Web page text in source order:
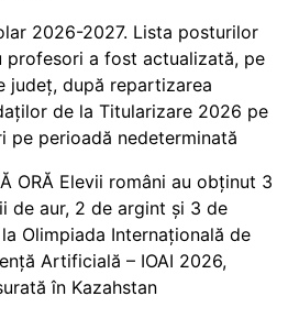
2026-2027. Lista posturilor
profesori a fost actualizată, pe
județ, după repartizarea
de la Titularizare 2026 pe
pe perioadă nedeterminată
ORĂ Elevii români au obținut 3
de aur, 2 de argint și 3 de
Olimpiada Internațională de
Artificială – IOAI 2026,
în Kazahstan